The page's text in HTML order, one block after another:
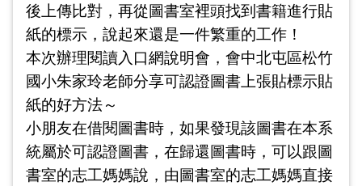
後上傳比對，再從圖書室裡頭找到書籍進行貼
紙的標示，說起來還是一件繁重的工作！
本次辦理閱讀入口網說明會，會中北屯區松竹
國小朱家玲老師分享可認證圖書上張貼標示貼
紙的好方法～
小朋友在借閱圖書時，如果發現該圖書在本系
統屬於可認證圖書，在歸還圖書時，可以跟圖
書室的志工媽媽說，由圖書室的志工媽媽直接